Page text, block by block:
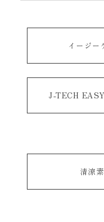
イージー
J-TECH
清涼